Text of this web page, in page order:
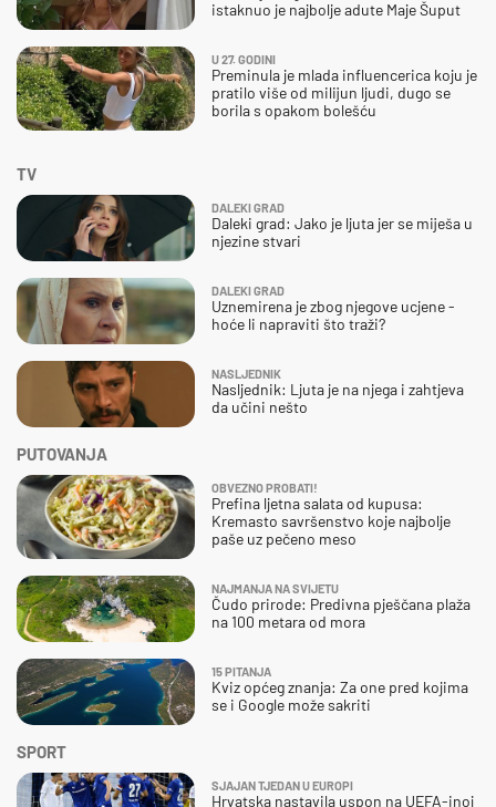
istaknuo je najbolje adute Maje Šuput
U 27. GODINI
Preminula je mlada influencerica koju je
pratilo više od milijun ljudi, dugo se
borila s opakom bolešću
SPORT
SJAJAN TJEDAN U EUROPI
Hrvatska nastavila uspon na UEFA-inoj
TV
DALEKI GRAD
Daleki grad: Jako je ljuta jer se miješa u
njezine stvari
DALEKI GRAD
Uznemirena je zbog njegove ucjene -
hoće li napraviti što traži?
NASLJEDNIK
Nasljednik: Ljuta je na njega i zahtjeva
da učini nešto
PUTOVANJA
OBVEZNO PROBATI!
Prefina ljetna salata od kupusa:
Kremasto savršenstvo koje najbolje
paše uz pečeno meso
NAJMANJA NA SVIJETU
Čudo prirode: Predivna pješčana plaža
na 100 metara od mora
15 PITANJA
Kviz općeg znanja: Za one pred kojima
se i Google može sakriti